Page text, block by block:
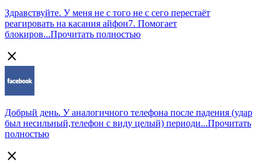
Здравствуйте. У меня не с того не с сего перестаёт
реагировать на касания айфон7. Помогает
блокиров...Прочитать полностью
close
Добрый день. У аналогичного телефона после падения (удар
был несильный,телефон с виду целый) периоди...Прочитать
полностью
close